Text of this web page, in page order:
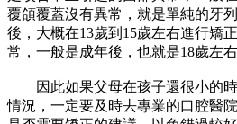
覆頜覆蓋沒有異常，就是單純的牙
後，大概在13歲到15歲左右進行矯
常，一般是成年後，也就是18歲左
因此如果父母在孩子還很小的時
情況，一定要及時去專業的口腔醫